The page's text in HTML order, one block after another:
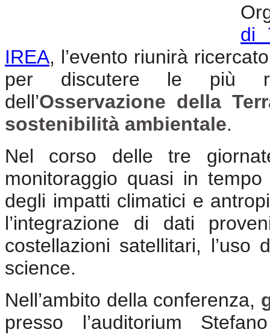
di
IREA, l’evento riunirà
per discutere le più
dell’Osservazione della
sostenibilità ambientale.
Nel corso delle tre
monitoraggio quasi in
degli impatti climatici e
l’integrazione di dati
costellazioni satellitari, l’uso
science.
Nell’ambito della conferenza,
presso l’auditorium